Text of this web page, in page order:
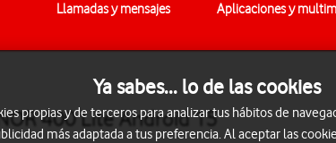
Llamadas y mensajes Aplicaciones y
400 Lite Android 15
Ya sabes... lo de las cookies
propias y de terceros para analizar tus hábitos de
más adaptada a tus preferencia. Al aceptar las